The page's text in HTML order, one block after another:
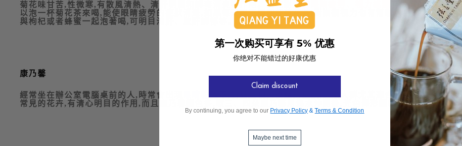
菊花味甘苦,性微寒, 有散風清熱、清肝明目和解毒消炎等作用。菊花對 治療眼睛疲勞、視力模糊
有很好的療效。
以泡一杯菊花茶來喝, 能使眼睛疲勞的症狀消退 如果每天喝三到四杯菊花茶,對恢復視力也有幫助。另外
菊花茶還
與枸杞或者蜂蜜一起泡著喝, 可明目清肝、疏肝解郁等。
康乃馨
經常坐在辦公室電腦桌前的人 , 時常會出現
這類人群尤其適合喝康乃馨茶。康
常見的花卉, 有清心明目的作用 , 而且康乃馨顏色多 光色澤形態就已經很打動人了
第一次购买可享有 5% 优惠
你绝对不能错过的好康优惠
Claim discount
By continuing, you agree to our Privacy Policy &Terms & Condition
Maybe next time